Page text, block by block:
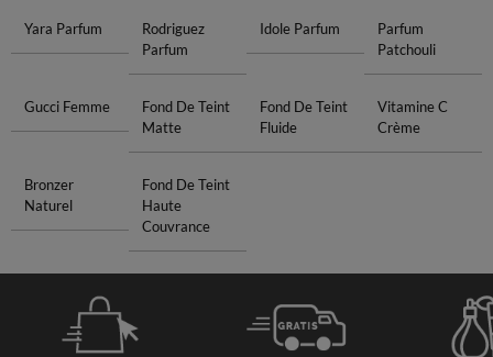
Yara Parfum
Rodriguez
Parfum
Idole Parfum
Parfum
Patchouli
Gucci Femme
Fond De Teint
Matte
Fond De Teint
Fluide
Vitamine C
Crème
Bronzer
Naturel
Fond De Teint
Haute
Couvrance